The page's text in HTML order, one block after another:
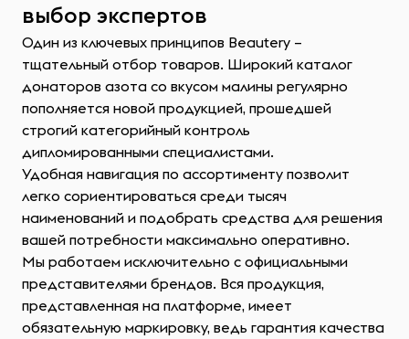
выбор экспертов
Один из ключевых принципов Beautery –
тщательный отбор товаров. Широкий каталог
донаторов азота со вкусом малины регулярно
пополняется новой продукцией, прошедшей
строгий категорийный контроль
дипломированными специалистами.
Удобная навигация по ассортименту позволит
легко сориентироваться среди тысяч
наименований и подобрать средства для решения
вашей потребности максимально оперативно.
Мы работаем исключительно с официальными
представителями брендов. Вся продукция,
представленная на платформе, имеет
обязательную маркировку, ведь гарантия качества